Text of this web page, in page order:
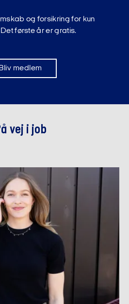
og forsikring for kun
første år er gratis.
medlem
vej i job